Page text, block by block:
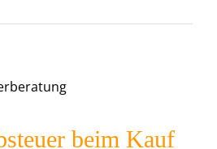
beim Kauf